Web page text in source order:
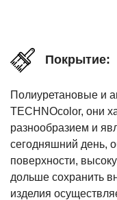
Покрытие:
Полиуретановые и
TECHNOcolor, они
разнообразием и
сегодняшний день,
поверхности,
дольше сохранить
изделия